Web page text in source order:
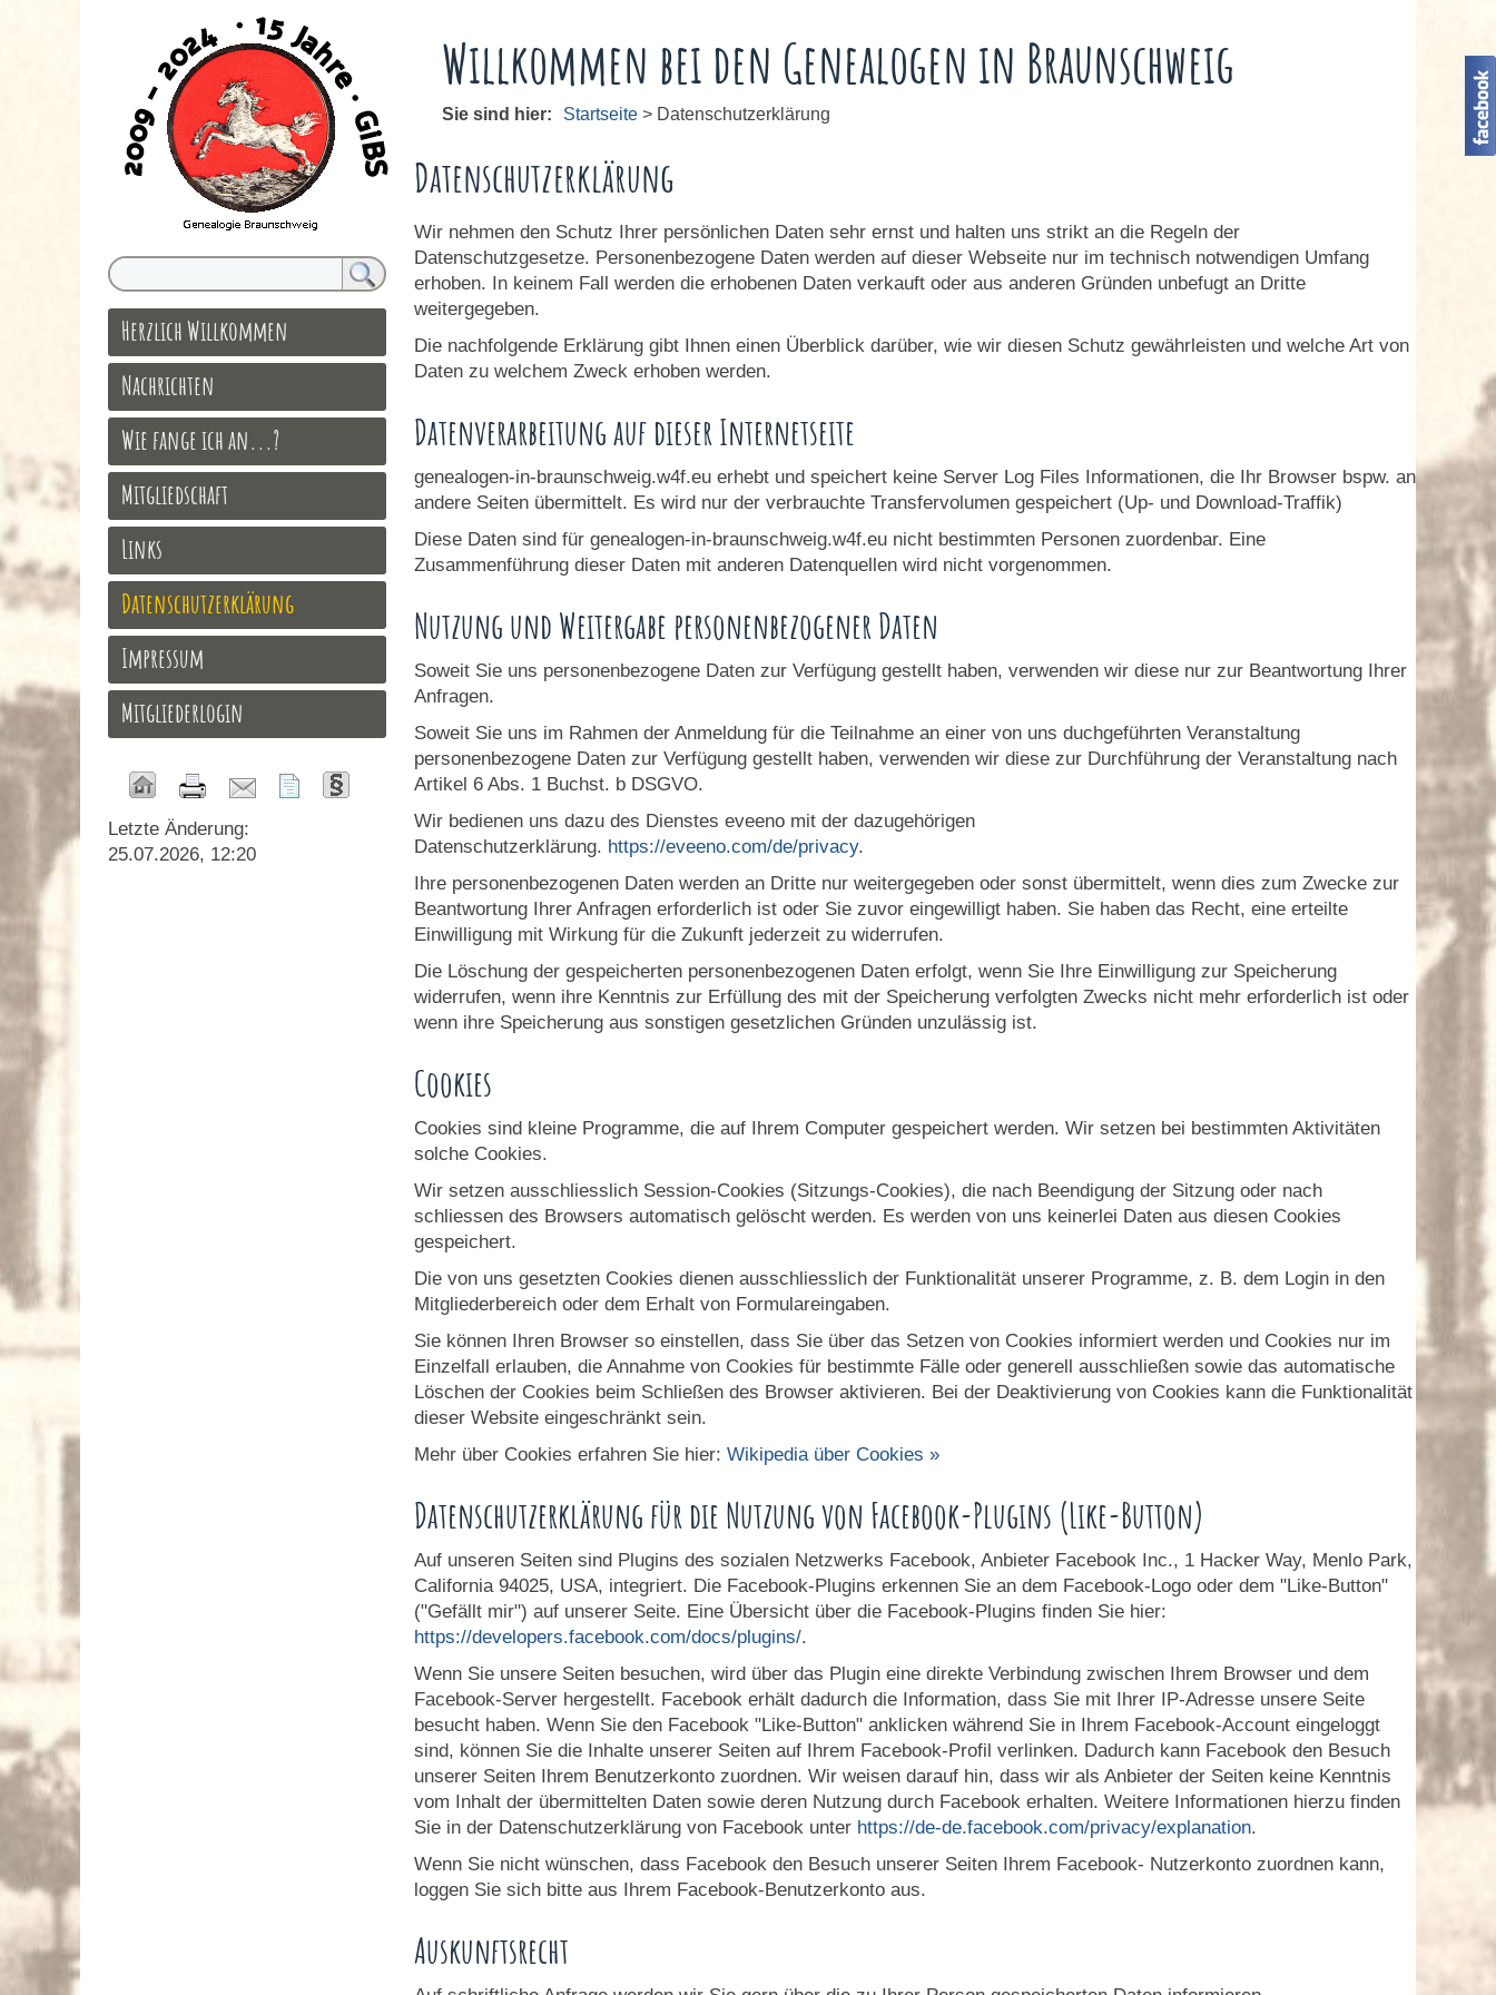
Willkommen bei den Genealogen in Braunschweig
Sie sind hier: Startseite > Datenschutzerklärung
Datenschutzerklärung
Wir nehmen den Schutz Ihrer persönlichen Daten sehr ernst und halten uns strikt an die Regeln der
Datenschutzgesetze. Personenbezogene Daten werden auf dieser Webseite nur im technisch notwendigen Umfang
erhoben. In keinem Fall werden die erhobenen Daten verkauft oder aus anderen Gründen unbefugt an Dritte
weitergegeben.
Die nachfolgende Erklärung gibt Ihnen einen Überblick darüber, wie wir diesen Schutz gewährleisten und welche Art von
Daten zu welchem Zweck erhoben werden.
Datenverarbeitung auf dieser Internetseite
genealogen-in-braunschweig.w4f.eu erhebt und speichert keine Server Log Files Informationen, die Ihr Browser bspw. an
andere Seiten übermittelt. Es wird nur der verbrauchte Transfervolumen gespeichert (Up- und Download-Traffik)
Diese Daten sind für genealogen-in-braunschweig.w4f.eu nicht bestimmten Personen zuordenbar. Eine
Zusammenführung dieser Daten mit anderen Datenquellen wird nicht vorgenommen.
Nutzung und Weitergabe personenbezogener Daten
Soweit Sie uns personenbezogene Daten zur Verfügung gestellt haben, verwenden wir diese nur zur Beantwortung Ihrer
Anfragen.
Soweit Sie uns im Rahmen der Anmeldung für die Teilnahme an einer von uns duchgeführten Veranstaltung
personenbezogene Daten zur Verfügung gestellt haben, verwenden wir diese zur Durchführung der Veranstaltung nach
Artikel 6 Abs. 1 Buchst. b DSGVO.
Wir bedienen uns dazu des Dienstes eveeno mit der dazugehörigen
Datenschutzerklärung. https://eveeno.com/de/privacy.
Ihre personenbezogenen Daten werden an Dritte nur weitergegeben oder sonst übermittelt, wenn dies zum Zwecke zur
Beantwortung Ihrer Anfragen erforderlich ist oder Sie zuvor eingewilligt haben. Sie haben das Recht, eine erteilte
Einwilligung mit Wirkung für die Zukunft jederzeit zu widerrufen.
Die Löschung der gespeicherten personenbezogenen Daten erfolgt, wenn Sie Ihre Einwilligung zur Speicherung
widerrufen, wenn ihre Kenntnis zur Erfüllung des mit der Speicherung verfolgten Zwecks nicht mehr erforderlich ist oder
wenn ihre Speicherung aus sonstigen gesetzlichen Gründen unzulässig ist.
Cookies
Cookies sind kleine Programme, die auf Ihrem Computer gespeichert werden. Wir setzen bei bestimmten Aktivitäten
solche Cookies.
Wir setzen ausschliesslich Session-Cookies (Sitzungs-Cookies), die nach Beendigung der Sitzung oder nach
schliessen des Browsers automatisch gelöscht werden. Es werden von uns keinerlei Daten aus diesen Cookies
gespeichert.
Die von uns gesetzten Cookies dienen ausschliesslich der Funktionalität unserer Programme, z. B. dem Login in den
Mitgliederbereich oder dem Erhalt von Formulareingaben.
Sie können Ihren Browser so einstellen, dass Sie über das Setzen von Cookies informiert werden und Cookies nur im
Einzelfall erlauben, die Annahme von Cookies für bestimmte Fälle oder generell ausschließen sowie das automatische
Löschen der Cookies beim Schließen des Browser aktivieren. Bei der Deaktivierung von Cookies kann die Funktionalität
dieser Website eingeschränkt sein.
Mehr über Cookies erfahren Sie hier: Wikipedia über Cookies »
Datenschutzerklärung für die Nutzung von Facebook-Plugins (Like-Button)
Auf unseren Seiten sind Plugins des sozialen Netzwerks Facebook, Anbieter Facebook Inc., 1 Hacker Way, Menlo Park,
California 94025, USA, integriert. Die Facebook-Plugins erkennen Sie an dem Facebook-Logo oder dem "Like-Button"
("Gefällt mir") auf unserer Seite. Eine Übersicht über die Facebook-Plugins finden Sie hier:
https://developers.facebook.com/docs/plugins/.
Wenn Sie unsere Seiten besuchen, wird über das Plugin eine direkte Verbindung zwischen Ihrem Browser und dem
Facebook-Server hergestellt. Facebook erhält dadurch die Information, dass Sie mit Ihrer IP-Adresse unsere Seite
besucht haben. Wenn Sie den Facebook "Like-Button" anklicken während Sie in Ihrem Facebook-Account eingeloggt
sind, können Sie die Inhalte unserer Seiten auf Ihrem Facebook-Profil verlinken. Dadurch kann Facebook den Besuch
unserer Seiten Ihrem Benutzerkonto zuordnen. Wir weisen darauf hin, dass wir als Anbieter der Seiten keine Kenntnis
vom Inhalt der übermittelten Daten sowie deren Nutzung durch Facebook erhalten. Weitere Informationen hierzu finden
Sie in der Datenschutzerklärung von Facebook unter https://de-de.facebook.com/privacy/explanation.
Wenn Sie nicht wünschen, dass Facebook den Besuch unserer Seiten Ihrem Facebook- Nutzerkonto zuordnen kann,
loggen Sie sich bitte aus Ihrem Facebook-Benutzerkonto aus.
Auskunftsrecht
Herzlich Willkommen
Nachrichten
Wie fange ich an...?
Mitgliedschaft
Links
Datenschutzerklärung
Impressum
Mitgliederlogin
Letzte Änderung:
25.07.2026, 12:20